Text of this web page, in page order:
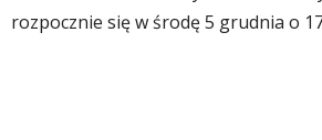
rozpocznie się w środę 5 grudnia o